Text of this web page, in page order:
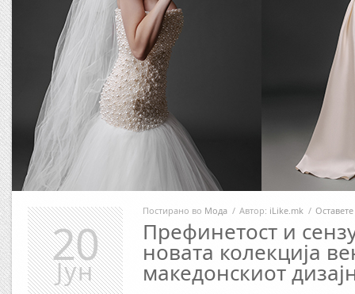
Постирано во Мода / Автор: iLike.mk /
Префинетост и
новата колекција
македонскиот
20
Јун